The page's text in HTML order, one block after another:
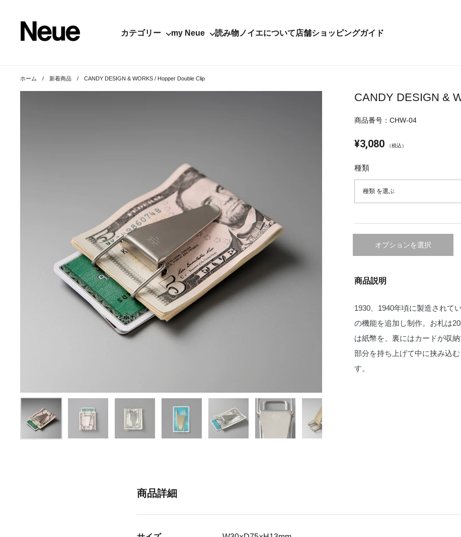
カテゴリー my Neue 読み物 ノイエについて店舗ショッピングガイド
ホーム / 新着商品 / CANDY DESIGN & WORKS / Hopper Double Clip
CANDY DESIGN &
商品番号：CHW-04
¥3,080 （税込）
種類
オプションを選択
商品説明
1930、1940年頃に製造されて
の機能を追加し制作。 お札は
は紙幣を、裏にはカードが収
部分を持ち上げて中に挟み込
す。
商品詳細